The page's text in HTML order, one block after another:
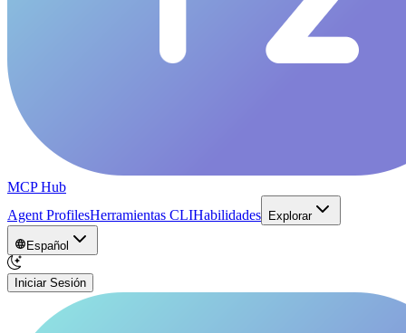
MCP Hub
Agent ProfilesHerramientas CLIHabilidades Explorar
Español
Iniciar Sesión